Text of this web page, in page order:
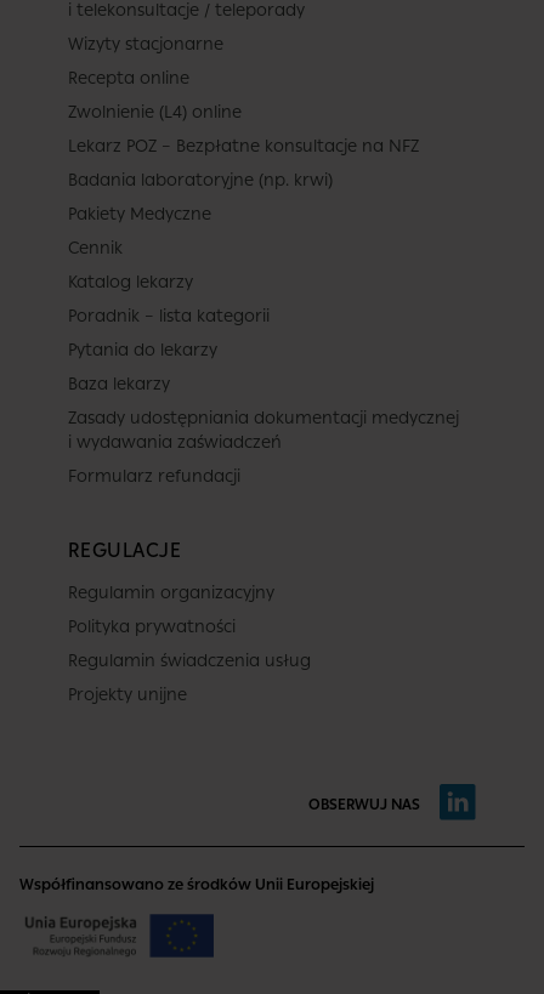
i telekonsultacje / teleporady
Wizyty stacjonarne
Recepta online
Zwolnienie (L4) online
Lekarz POZ – Bezpłatne konsultacje na NFZ
Badania laboratoryjne (np. krwi)
Pakiety Medyczne
Cennik
Katalog lekarzy
Poradnik – lista kategorii
Pytania do lekarzy
Baza lekarzy
Zasady udostępniania dokumentacji medycznej
i wydawania zaświadczeń
Formularz refundacji
REGULACJE
Regulamin organizacyjny
Polityka prywatności
Regulamin świadczenia usług
Projekty unijne
OBSERWUJ NAS
Współfinansowano ze środków Unii Europejskiej